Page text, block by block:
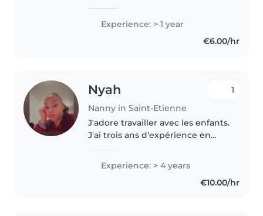
souriante et j'aime beaucoup
m'occuper des enfants. Je suis
Experience: > 1 year
€6.00/hr
Nyah
Nanny in Saint-Etienne
1
J'adore travailler avec les enfants.
J'ai trois ans d'expérience en
auprès de bébés et de tout-
petits. J'ai également de
l'expérience avec des enfants
Experience: > 4 years
€10.00/hr